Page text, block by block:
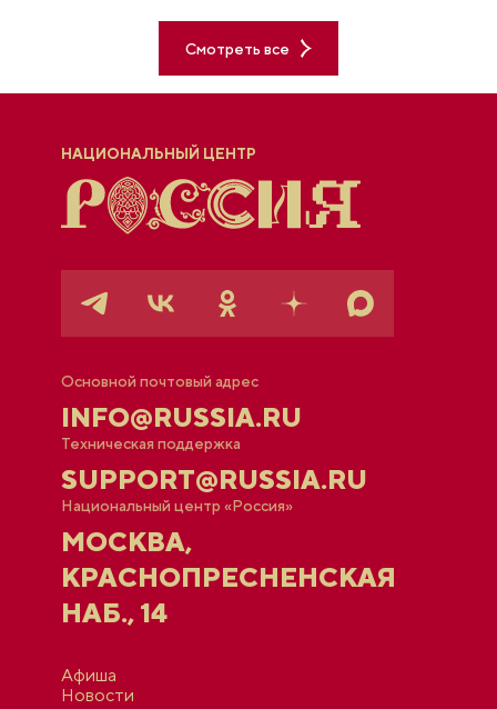
Смотреть все
НАЦИОНАЛЬНЫЙ ЦЕНТР
Основной почтовый адрес
INFO@RUSSIA.RU
Техническая поддержка
SUPPORT@RUSSIA.RU
Национальный центр «Россия»
МОСКВА,
КРАСНОПРЕСНЕНСКАЯ
НАБ., 14
Афиша
Новости